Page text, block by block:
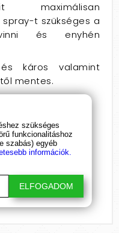
maximálisan
spray-t szükséges a
és enyhén
káros valamint
mentes.
ki!
szükséges
funkcionalitáshoz
szabás) egyéb
információk.
ELFOGADOM